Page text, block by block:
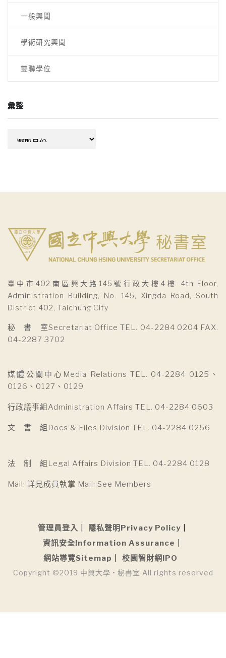
一般興聞
學術研究興聞
雙聯學位
彙整
臺中市402南區興大路145號行政大樓4樓 4th Floor,
Administration Building, No. 145, Xingda Road, South
District 402, Taichung City
秘 書 室Secretariat Office TEL. 04-2284 0204 FAX.
04-2287 3702
媒體公關中心Media Relations TEL. 04-2284 0125、
0126、0127、0129
行政議事組Administration Affairs TEL. 04-2284 0603
文 書 組Docs & Files Division TEL. 04-2284 0256
法 制 組Legal Affairs Division TEL. 04-2284 0128
Mail: 詳見成員執掌 Mail: See Members
管理員登入
隱私聲明Privacy Policy
資訊安全Information Assurance
網站導覽Sitemap
校園智財網IPO
Copyright ©2019 中興大學 • 秘書室 All rights reserved